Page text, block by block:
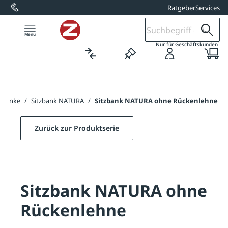
springen RatgeberServices
Nur für Geschäftskunden1
/ Sitzbank NATURA / Sitzbank NATURA ohne Rückenlehne
Zurück zur Produktserie
Sitzbank NATURA ohne
Rückenlehne